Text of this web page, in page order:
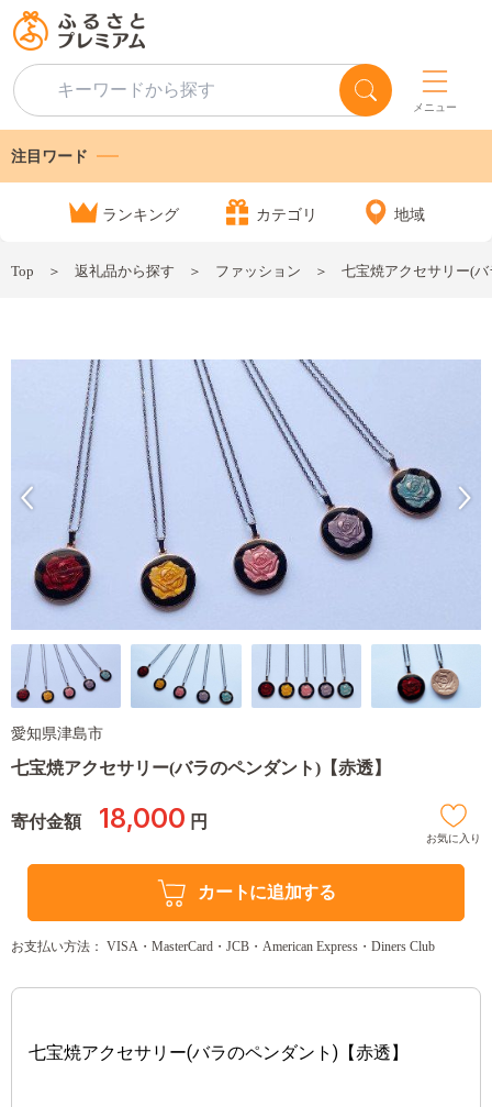
メニュー
注目ワード
ランキング カテゴリ 地域
Top 返礼品から探す ファッション 七宝焼アクセサリー(
愛知県津島市
七宝焼アクセサリー(バラのペンダント)【赤透】
寄付金額 18,000 円
お気に入り
カートに追加する
お支払い方法： VISA・MasterCard・JCB・American Express・Diners Club
七宝焼アクセサリー(バラのペンダント)【赤透】